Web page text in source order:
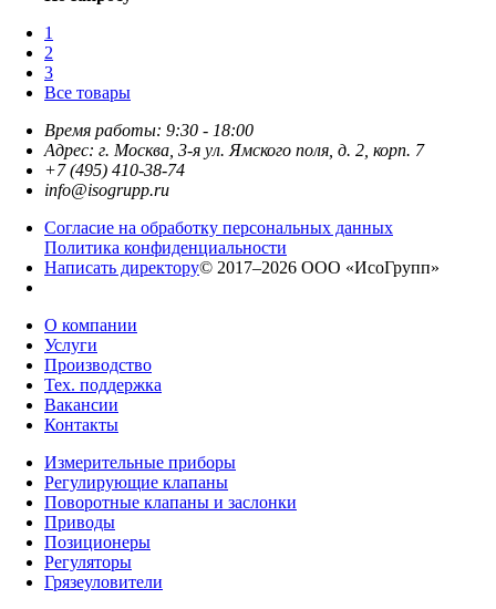
1
2
3
Все товары
Время работы: 9:30 - 18:00
Адрес: г. Москва, 3-я ул. Ямского поля, д. 2, корп. 7
+7 (495) 410-38-74
info@isogrupp.ru
Согласие на обработку персональных данных
Политика конфиденциальности
Написать директору© 2017–2026 ООО «ИсоГрупп»
О компании
Услуги
Производство
Тех. поддержка
Вакансии
Контакты
Измерительные приборы
Регулирующие клапаны
Поворотные клапаны и заслонки
Приводы
Позиционеры
Регуляторы
Грязеуловители